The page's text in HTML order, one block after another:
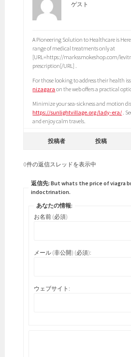
ゲスト
A Pioneering Solution to Healthcare is
range of medical treatments only at
[URL=https://markssmokeshop.com/
prescription[/URL] .
For those looking to address their health
nizagara on the web offers a practical
Minimize your sea-sickness and motion
https://sunlightvillage.org/lady-era/ .
and enjoy calm travels.
投稿者 投稿
0件の返信スレッドを表示中
返信先: But whats the price of viagra
indoctrination.
あなたの情報:
お名前 (必須)
メール (非公開) (必須):
ウェブサイト: